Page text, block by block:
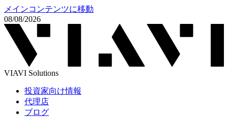
メインコンテンツに移動
08/08/2026
VIAVI Solutions
投資家向け情報
代理店
ブログ